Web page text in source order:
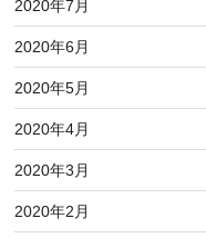
2020年7月
2020年6月
2020年5月
2020年4月
2020年3月
2020年2月